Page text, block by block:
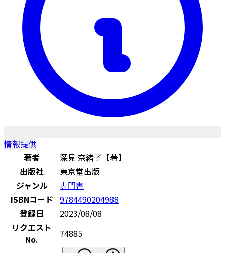
情報提供
著者
深見 奈緒子【著】
出版社
東京堂出版
ジャンル
専門書
ISBNコード 9784490204988
登録日
2023/08/08
リクエスト
No.
74885